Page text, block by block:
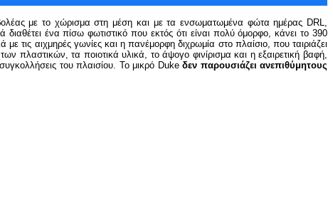
με το χώρισμα στη μέση και με τα ενσωματωμένα φώτα ημέρας DRL,
ένα πίσω φωτιστικό που εκτός ότι είναι πολύ όμορφο, κάνει το 390
αιχμηρές γωνίες και η πανέμορφη διχρωμία στο πλαίσιο, που ταιριάζει
πλαστικών, τα ποιοτικά υλικά, το άψογο φινίρισμα και η εξαιρετική βαφή,
του πλαισίου. Το μικρό Dukeδεν παρουσιάζει ανεπιθύμητους